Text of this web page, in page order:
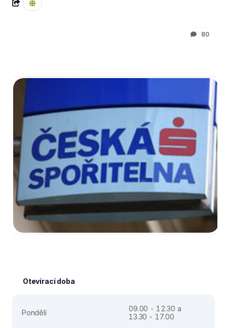
80
Otevírací doba
Pondělí
09.00 - 12.30 a
13.30 - 17.00